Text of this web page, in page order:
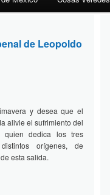
2014
de Leopoldo
y desea que el
alivie el sufrimiento del
quien dedica los tres
orígenes, de
esta salida.